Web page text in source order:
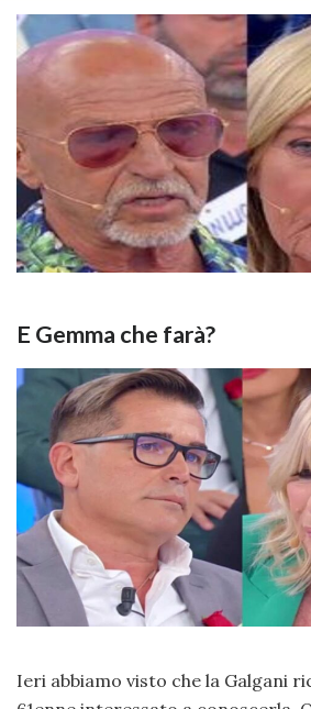
E Gemma che farà?
Ieri abbiamo visto che la Galgani